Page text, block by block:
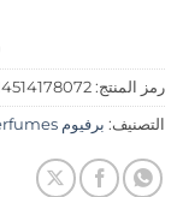
رمز المنتج:
التصنيف: برفيوم Perfumes